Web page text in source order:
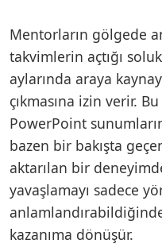
Mentorların gölgede
takvimlerin açtığı
aylarında araya
çıkmasına izin verir.
PowerPoint
bazen bir bakışta
aktarılan bir
yavaşlamayı sadece
kazanıma dönüşür.